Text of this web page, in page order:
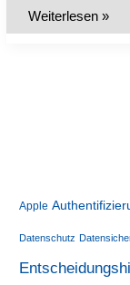
Tabelle:
Weiterlesen »
Apple
Datenschutz